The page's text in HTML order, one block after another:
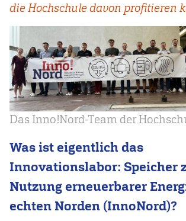
die Hochschule davon profitieren
Das Inno!Nord-Team der
Was ist eigentlich das
Innovationslabor: Speicher
Nutzung erneuerbarer
echten Norden (InnoNord)?